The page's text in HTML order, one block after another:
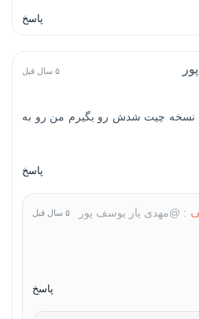
پاسخ
۵ سال قبل
نسخه چیت شدش رو بگیرم من رو به
پاسخ
: @مهدی یار یوسف پور ۵ سال قبل
پاسخ